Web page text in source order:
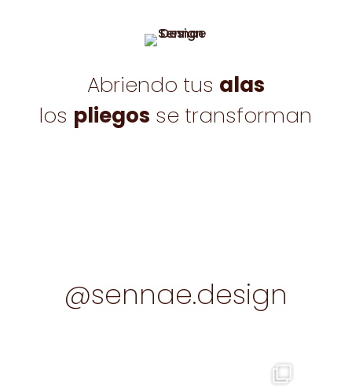
Abriendo tus alas
los pliegos se transforman
@sennae.design